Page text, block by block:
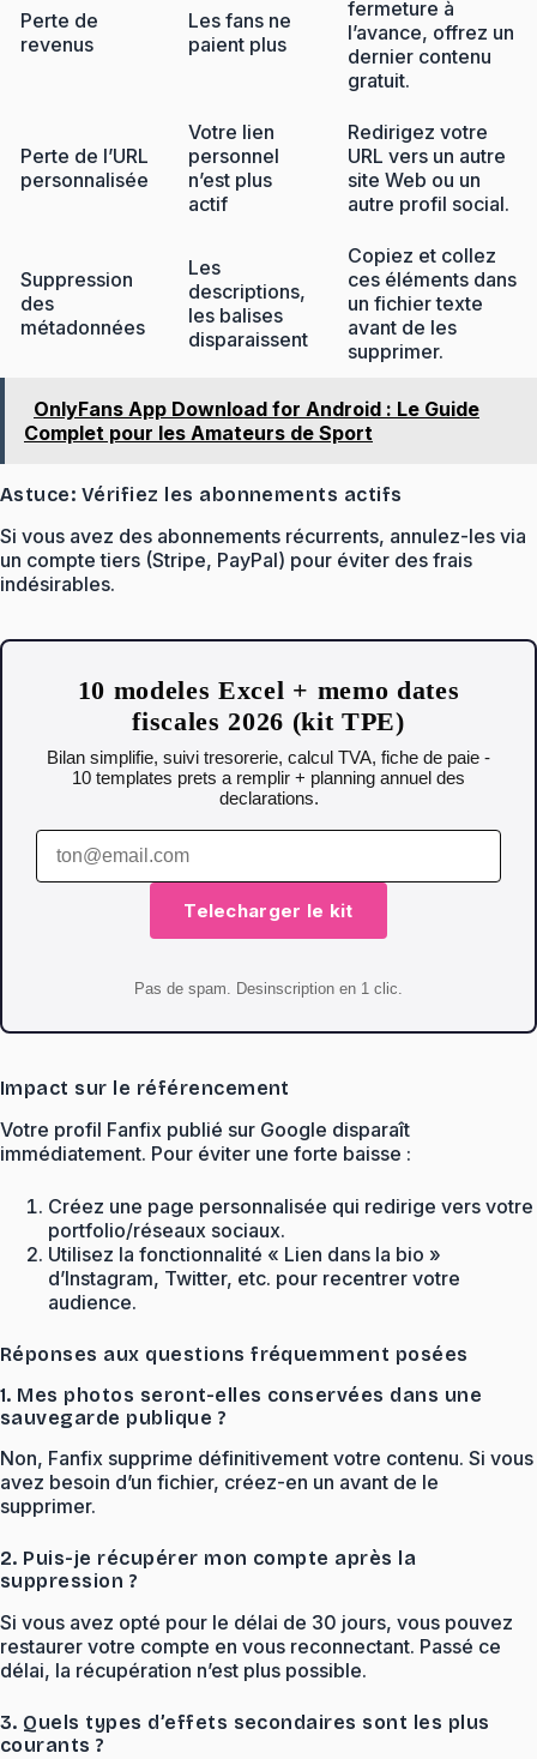
Perte de
revenus
Les fans ne
paient plus
fermeture à
l’avance, offrez un
dernier contenu
gratuit.
Perte de l’URL
personnalisée
Votre lien
personnel
n’est plus
actif
Redirigez votre
URL vers un autre
site Web ou un
autre profil social.
Suppression
des
métadonnées
Les
descriptions,
les balises
disparaissent
Copiez et collez
ces éléments dans
un fichier texte
avant de les
supprimer.
OnlyFans App Download for Android : Le Guide
Complet pour les Amateurs de Sport
Astuce: Vérifiez les abonnements actifs
Si vous avez des abonnements récurrents, annulez-les via
un compte tiers (Stripe, PayPal) pour éviter des frais
indésirables.
10 modeles Excel + memo dates
fiscales 2026 (kit TPE)
Bilan simplifie, suivi tresorerie, calcul TVA, fiche de paie -
10 templates prets a remplir + planning annuel des
declarations.
Telecharger le kit
Pas de spam. Desinscription en 1 clic.
Impact sur le référencement
Votre profil Fanfix publié sur Google disparaît
immédiatement. Pour éviter une forte baisse :
Créez une page personnalisée qui redirige vers votre
portfolio/réseaux sociaux.
Utilisez la fonctionnalité « Lien dans la bio »
d’Instagram, Twitter, etc. pour recentrer votre
audience.
Réponses aux questions fréquemment posées
1. Mes photos seront-elles conservées dans une
sauvegarde publique ?
Non, Fanfix supprime définitivement votre contenu. Si vous
avez besoin d’un fichier, créez-en un avant de le
supprimer.
2. Puis-je récupérer mon compte après la
suppression ?
Si vous avez opté pour le délai de 30 jours, vous pouvez
restaurer votre compte en vous reconnectant. Passé ce
délai, la récupération n’est plus possible.
3. Quels types d’effets secondaires sont les plus
courants ?